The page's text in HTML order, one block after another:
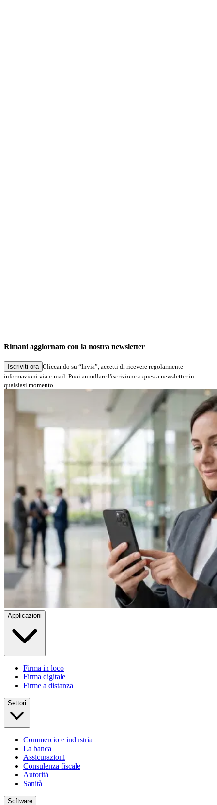
Rimani aggiornato con la nostra newsletter
Iscriviti ora Cliccando su “Invia”, accetti di ricevere regolarmente
informazioni via e-mail. Puoi annullare l'iscrizione a questa newsletter in
qualsiasi momento.
Applicazioni
Firma in loco
Firma digitale
Firme a distanza
Settori
Commercio e industria
La banca
Assicurazioni
Consulenza fiscale
Autorità
Sanità
Software